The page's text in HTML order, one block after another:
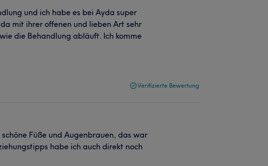
und ich habe es bei Ayda super
mit ihrer offenen und lieben Art sehr
die Behandlung abläuft. Ich komme
Verifizierte Bewertung
Füße und Augenbrauen, das war
habe ich auch direkt noch